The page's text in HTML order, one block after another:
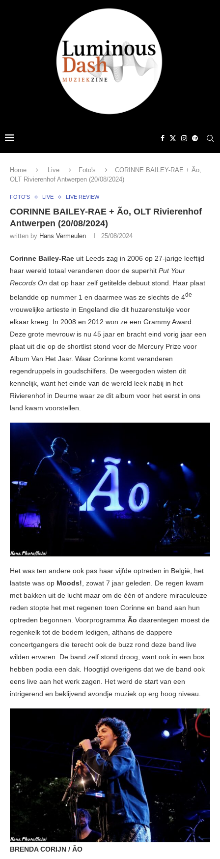
Home Live Foto's
CORINNE BAILEY-RAE + Ão,
OLT Rivierenhof Antwerpen (20/08/2024)
FOTO'S LIVE LIVE REVIEW
CORINNE BAILEY-RAE + Ão, OLT Rivierenhof
Antwerpen (20/08/2024)
written by Hans Vermeulen 25/08/2024
Corinne Bailey-Rae uit Leeds zag in 2006 op 27-jarige leeftijd
haar wereld totaal veranderen door de superhit Put Your
Records On dat op haar zelf getitelde debuut stond. Haar plaat
belandde op nummer 1 en daarmee was ze slechts de 4de
vrouwelijke artieste in Engeland die dit huzarenstukje voor
elkaar kreeg. In 2008 en 2012 won ze een Grammy Award.
Deze grote mevrouw is nu 45 jaar en bracht eind vorig jaar een
plaat uit die op de shortlist stond voor de Mercury Prize voor
Album Van Het Jaar. Waar Corinne komt veranderen
regendruppels in goudschilfers. De weergoden wisten dit
kennelijk, want het einde van de wereld leek nabij in het
Rivierenhof in Deurne waar ze dit album voor het eerst in ons
land kwam voorstellen.
Het was ten andere ook pas haar vijfde optreden in België, het
laatste was op Moods! , zowat 7 jaar geleden. De regen kwam
met bakken uit de lucht maar om de één of andere miraculeuze
reden stopte het met regenen toen Corinne en band aan hun
optreden begonnen. Voorprogramma Ão daarentegen moest de
regenkelk tot de bodem ledigen, althans de dappere
concertgangers die terecht ook de buzz rond deze band live
wilden ervaren. De band zelf stond droog, want ook in een bos
hebben podia een dak. Hoogtijd overigens dat we de band ook
eens live aan het werk zagen. Het werd de start van een
intrigerend en beklijvend avondje muziek op erg hoog niveau.
BRENDA CORIJN / ÃO